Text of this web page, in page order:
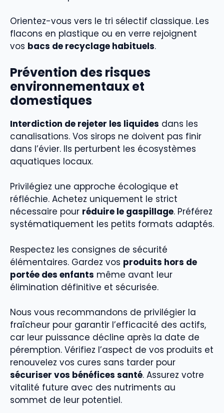
Orientez-vous vers le tri sélectif classique. Les
flacons en plastique ou en verre rejoignent
vos bacs de recyclage habituels.
Prévention des risques
environnementaux et
domestiques
Interdiction de rejeter les liquides dans les
canalisations. Vos sirops ne doivent pas finir
dans l’évier. Ils perturbent les écosystèmes
aquatiques locaux.
Privilégiez une approche écologique et
réfléchie. Achetez uniquement le strict
nécessaire pour réduire le gaspillage. Préférez
systématiquement les petits formats adaptés.
Respectez les consignes de sécurité
élémentaires. Gardez vos produits hors de
portée des enfants même avant leur
élimination définitive et sécurisée.
Nous vous recommandons de privilégier la
fraîcheur pour garantir l’efficacité des actifs,
car leur puissance décline après la date de
péremption. Vérifiez l’aspect de vos produits et
renouvelez vos cures sans tarder pour
sécuriser vos bénéfices santé. Assurez votre
vitalité future avec des nutriments au
sommet de leur potentiel.